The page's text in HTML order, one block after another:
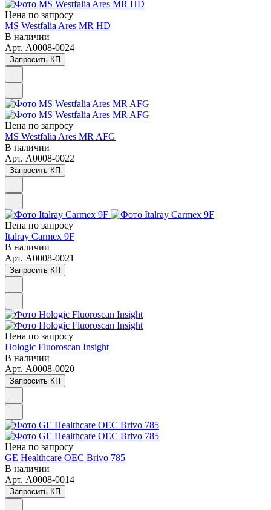
Цена по запросу
MS Westfalia Ares MR HD
В наличии
Арт. A0008-0024
Запросить КП
Цена по запросу
MS Westfalia Ares MR AFG
В наличии
Арт. A0008-0022
Запросить КП
Цена по запросу
Italray Сarmex 9F
В наличии
Арт. A0008-0021
Запросить КП
Цена по запросу
Hologic Fluoroscan Insight
В наличии
Арт. A0008-0020
Запросить КП
Цена по запросу
GE Healthcare OEC Brivo 785
В наличии
Арт. A0008-0014
Запросить КП